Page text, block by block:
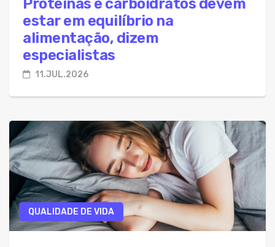
Proteínas e carboidratos devem
estar em equilíbrio na
alimentação, dizem
especialistas
11.JUL.2026
QUALIDADE DE VIDA